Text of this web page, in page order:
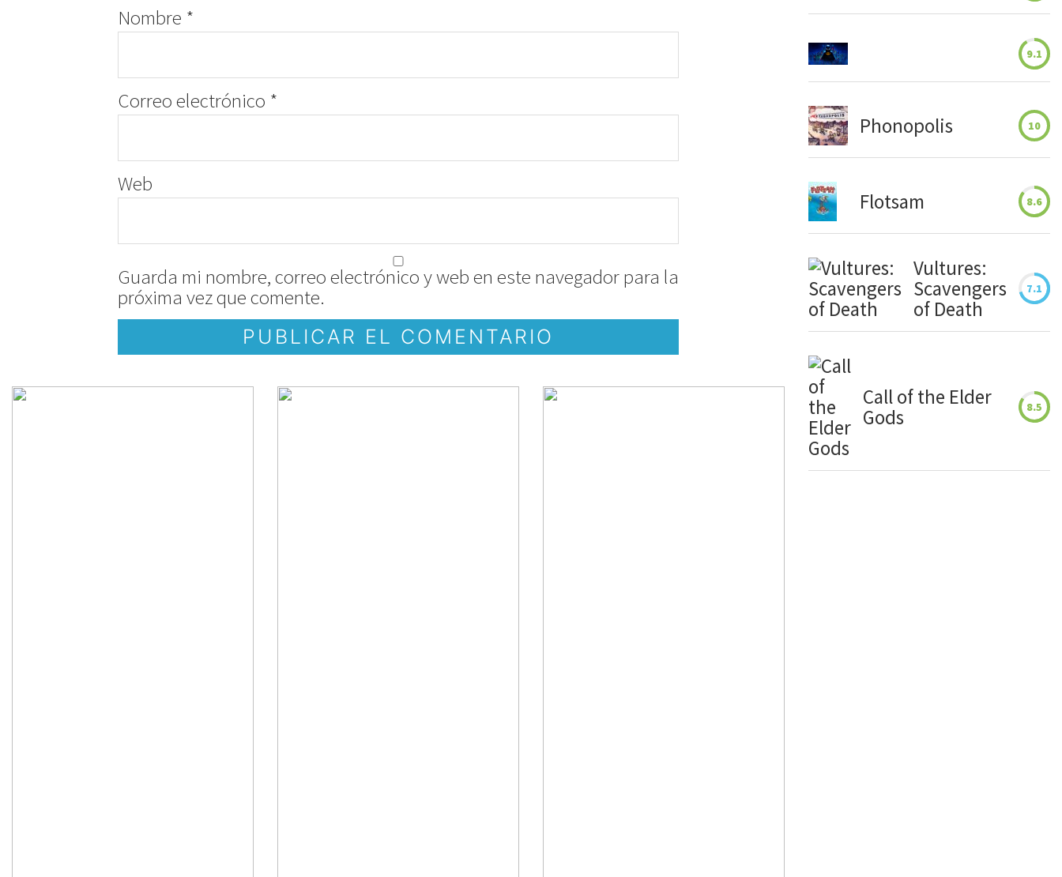
Nombre *
Correo electrónico *
Web
Guarda mi nombre, correo electrónico y web en este navegador para la
próxima vez que comente.
9.1
Phonopolis 10
Flotsam 8.6
Vultures:
Scavengers
of Death
7.1
Call of the Elder
Gods
8.5